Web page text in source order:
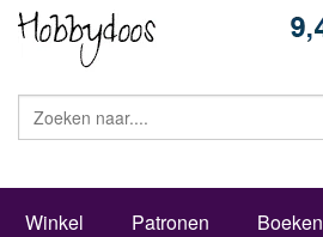
Winkel Patronen Boeken